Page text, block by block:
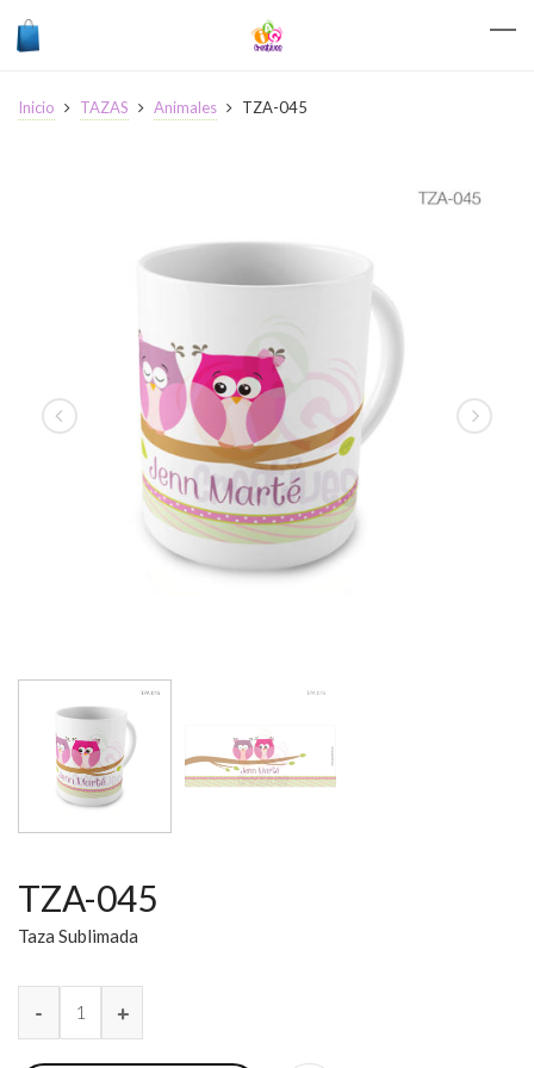
Inicio TAZAS Animales TZA-045
TZA-045
Taza Sublimada